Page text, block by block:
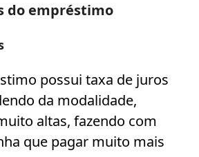
do empréstimo
possui taxa de juros
da modalidade,
altas, fazendo com
que pagar muito mais